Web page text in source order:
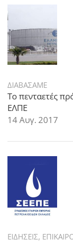
ΔΙΑΒΑΣΑΜΕ
Το πενταετές
ΕΛΠΕ
14 Αυγ. 2017
ΕΙΔΗΣΕΙΣ,